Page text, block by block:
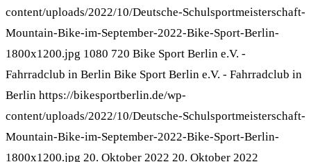
content/uploads/2022/10/Deutsche-Schulsportmeisterschaft-
Mountain-Bike-im-September-2022-Bike-Sport-Berlin-
1800x1200.jpg 1080 720 Bike Sport Berlin e.V. -
Fahrradclub in Berlin Bike Sport Berlin e.V. - Fahrradclub in
Berlin https://bikesportberlin.de/wp-
content/uploads/2022/10/Deutsche-Schulsportmeisterschaft-
Mountain-Bike-im-September-2022-Bike-Sport-Berlin-
1800x1200.jpg 20. Oktober 2022 20. Oktober 2022